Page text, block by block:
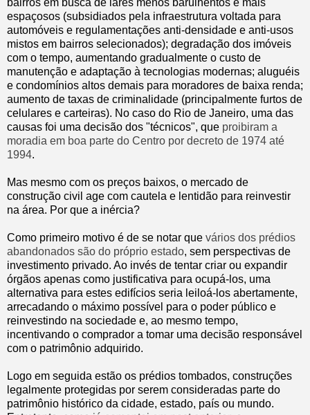
espaçosos (subsidiados pela infraestrutura voltada para
automóveis e regulamentações anti-densidade e anti-usos
mistos em bairros selecionados); degradação dos imóveis
com o tempo, aumentando gradualmente o custo de
manutenção e adaptação à tecnologias modernas; aluguéis
e condomínios altos demais para moradores de baixa renda;
aumento de taxas de criminalidade (principalmente furtos de
celulares e carteiras). No caso do Rio de Janeiro, uma das
causas foi uma decisão dos "técnicos", que proibiram a
moradia em boa parte do Centro por decreto de 1974 até
1994.
Mas mesmo com os preços baixos, o mercado de
construção civil age com cautela e lentidão para reinvestir
na área. Por que a inércia?
Como primeiro motivo é de se notar que vários dos prédios
abandonados são do próprio estado, sem perspectivas de
investimento privado. Ao invés de tentar criar ou expandir
órgãos apenas como justificativa para ocupá-los, uma
alternativa para estes edifícios seria leiloá-los abertamente,
arrecadando o máximo possível para o poder público e
reinvestindo na sociedade e, ao mesmo tempo,
incentivando o comprador a tomar uma decisão responsável
com o patrimônio adquirido.
Logo em seguida estão os prédios tombados, construções
legalmente protegidas por serem consideradas parte do
patrimônio histórico da cidade, estado, país ou mundo.